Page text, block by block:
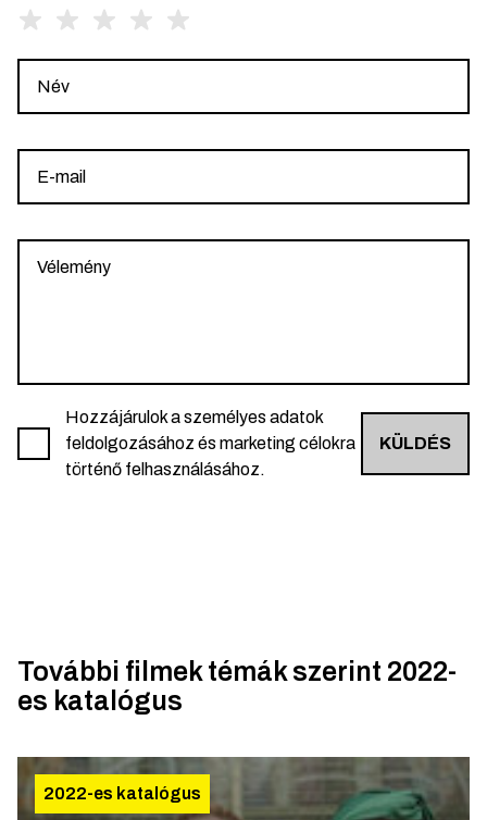
Hozzájárulok a személyes adatok
feldolgozásához és marketing célokra
történő felhasználásához.
KÜLDÉS
További filmek témák szerint 2022-
es katalógus
2022-es katalógus